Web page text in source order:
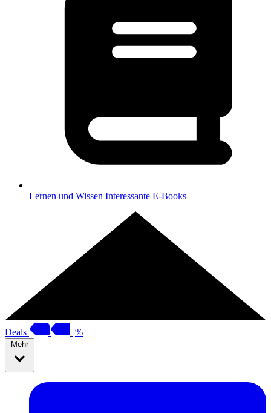
Lernen und Wissen Interessante E-Books
Deals %
Mehr